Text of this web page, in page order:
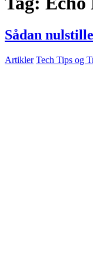
Sådan
Artikler Tech Tips og